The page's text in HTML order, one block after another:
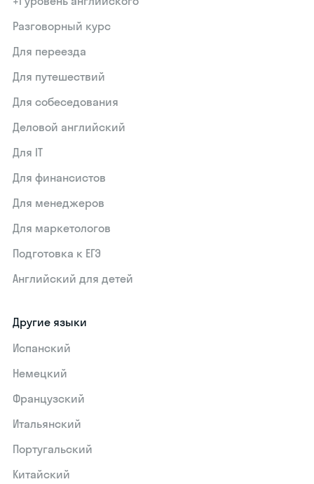
Разговорный курс
Для переезда
Для путешествий
Для собеседования
Деловой английский
Для IT
Для финансистов
Для менеджеров
Для маркетологов
Подготовка к ЕГЭ
Английский для детей
Другие языки
Испанский
Немецкий
Французский
Итальянский
Португальский
Китайский